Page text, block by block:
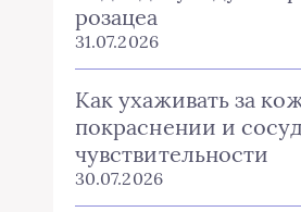
розацеа
31.07.2026
Как ухаживать за
покраснении и
чувствительности
30.07.2026